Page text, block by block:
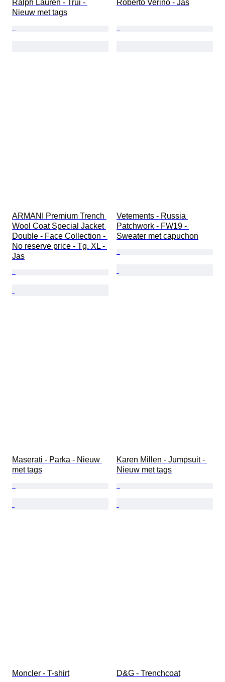
Ralph Lauren - Trui -
Nieuw met tags
Roberto Verino - Jas
ARMANI Premium Trench
Wool Coat Special Jacket
Double - Face Collection -
No reserve price - Tg. XL -
Jas
Vetements - Russia
Patchwork - FW19 -
Sweater met capuchon
Maserati - Parka - Nieuw
met tags
Karen Millen - Jumpsuit -
Nieuw met tags
Moncler - T-shirt D&G - Trenchcoat